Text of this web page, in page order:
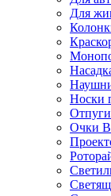
Для
Носки
Очки